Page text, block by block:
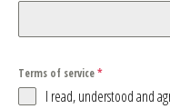
Terms of service*
I read, understood and